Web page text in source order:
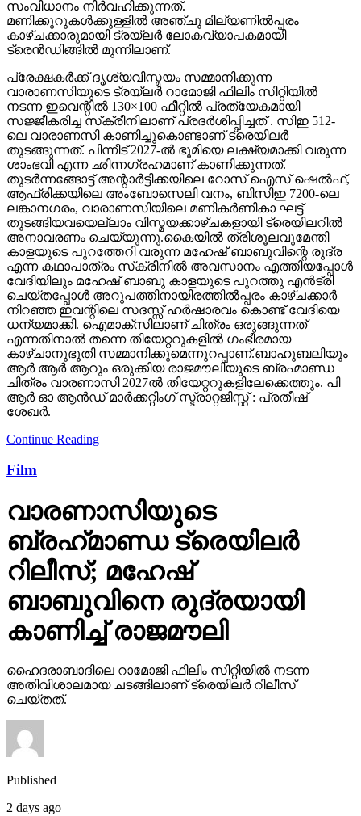
സംവിധാനം നിർവഹിക്കുന്നത്.
മണിക്കൂറുകൾക്കുള്ളിൽ അഞ്ചു മില്യണിൽപ്പരം
കാഴ്ചക്കാരുമായി ട്രയ്ലർ ലോകവ്യാപകമായി
ട്രെൻഡിങ്ങിൽ മുന്നിലാണ്.
പ്രേക്ഷകർക്ക് ദൃശ്യവിസ്മയം സമ്മാനിക്കുന്ന
വാരാണസിയുടെ ട്രയ്ലർ റാമോജി ഫിലിം സിറ്റിയിൽ
നടന്ന ഇവെന്റിൽ 130×100 ഫീറ്റിൽ പ്രത്യേകമായി
സജ്ജീകരിച്ച സ്‌ക്രീനിലാണ് പ്രദർശിപ്പിച്ചത് . സിഇ 512-
ലെ വാരാണസി കാണിച്ചുകൊണ്ടാണ് ട്രെയിലര്‍
തുടങ്ങുന്നത്. പിന്നീട് 2027-ല്‍ ഭൂമിയെ ലക്ഷ്യമാക്കി വരുന്ന
ശാംഭവി എന്ന ഛിന്നഗ്രഹമാണ് കാണിക്കുന്നത്.
തുടര്‍ന്നങ്ങോട്ട് അന്റാര്‍ട്ടിക്കയിലെ റോസ് ഐസ് ഷെല്‍ഫ്,
ആഫ്രിക്കയിലെ അംബോസെലി വനം, ബിസിഇ 7200-ലെ
ലങ്കാനഗരം, വാരാണസിയിലെ മണികര്‍ണികാ ഘട്ട്
തുടങ്ങിയവയെല്ലാം വിസ്മയക്കാഴ്ചകളായി ട്രെയിലറില്‍
അനാവരണം ചെയ്യുന്നു.കൈയില്‍ ത്രിശൂലവുമേന്തി
കാളയുടെ പുറത്തേറി വരുന്ന മഹേഷ് ബാബുവിന്റെ രുദ്ര
എന്ന കഥാപാത്രം സ്‌ക്രീനിൽ അവസാനം എത്തിയപ്പോൾ
വേദിയിലും മഹേഷ് ബാബു കാളയുടെ പുറത്തു എൻട്രി
ചെയ്തപ്പോൾ അറുപത്തിനായിരത്തിൽപ്പരം കാഴ്ചക്കാർ
നിറഞ്ഞ ഇവന്റിലെ സദസ്സ് ഹർഷാരവം കൊണ്ട് വേദിയെ
ധന്യമാക്കി. ഐമാക്‌സിലാണ് ചിത്രം ഒരുങ്ങുന്നത്
എന്നതിനാല്‍ തന്നെ തിയേറ്ററുകളില്‍ ഗംഭീരമായ
കാഴ്ചാനുഭൂതി സമ്മാനിക്കുമെന്നുറപ്പാണ്.ബാഹുബലിയും
ആർ ആർ ആറും ഒരുക്കിയ രാജമൗലിയുടെ ബ്രഹ്മാണ്ഡ
ചിത്രം വാരണാസി 2027ൽ തിയേറ്ററുകളിലേക്കെത്തും. പി
ആർ ഓ ആൻഡ് മാർക്കറ്റിംഗ് സ്ട്രാറ്റജിസ്റ്റ് : പ്രതീഷ്
ശേഖർ.
Continue Reading
Film
വാരണാസിയുടെ
ബ്രഹ്‌മാണ്ഡ ട്രെയിലര്‍
റിലീസ്; മഹേഷ്
ബാബുവിനെ രുദ്രയായി
കാണിച്ച് രാജമൗലി
ഹൈദരാബാദിലെ റാമോജി ഫിലിം സിറ്റിയില്‍ നടന്ന
അതിവിശാലമായ ചടങ്ങിലാണ് ട്രെയിലര്‍ റിലീസ്
ചെയ്തത്.
Published
2 days ago